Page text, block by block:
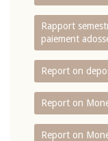
Rapport
paiement
Report on
Report on
Report on